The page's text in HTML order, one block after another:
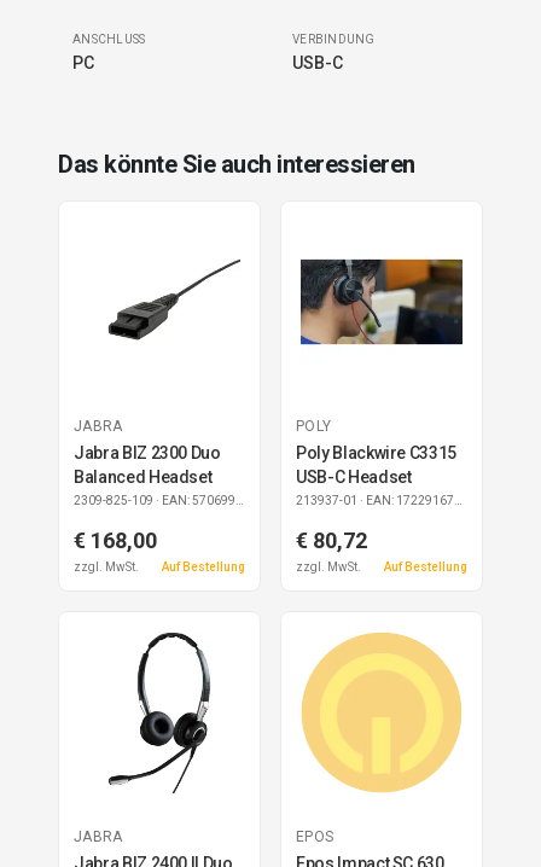
ANSCHLUSS
PC
VERBINDUNG
USB-C
Das könnte Sie auch interessieren
JABRA
Jabra BIZ 2300 Duo
Balanced Headset
2309-825-109 · EAN: 5706991016406
€ 168,00
zzgl. MwSt. Auf Bestellung
POLY
Poly Blackwire C3315
USB-C Headset
213937-01 · EAN: 17229167728
€ 80,72
zzgl. MwSt. Auf Bestellung
JABRA EPOS